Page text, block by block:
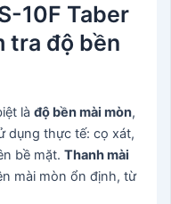
10F Taber
tra độ bền
làđộ bền mài mòn,
dụng thực tế: cọ xát,
bề mặt.Thanh mài
mài mòn ổn định, từ